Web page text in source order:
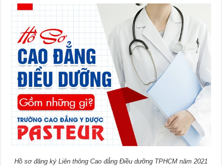
Hồ sơ đăng ký Liên thông Cao đẳng Điều dưỡng TPHCM năm 2021